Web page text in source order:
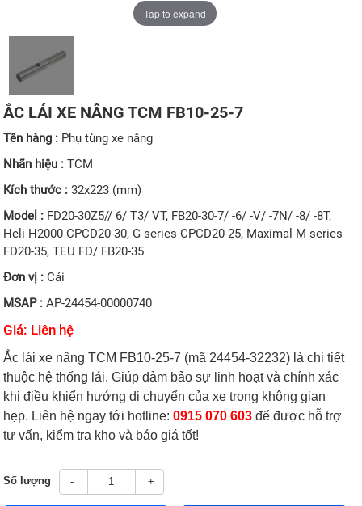
Tap to expand
ẮC LÁI XE NÂNG TCM FB10-25-7
Tên hàng : Phụ tùng xe nâng
Nhãn hiệu :TCM
Kích thước :32x223 (mm)
Model : FD20-30Z5// 6/ T3/ VT, FB20-30-7/ -6/ -V/ -7N/ -8/ -8T,
Heli H2000 CPCD20-30, G series CPCD20-25, Maximal M series
FD20-35, TEU FD/ FB20-35
Đơn vị :Cái
MSAP :AP-24454-00000740
Giá: Liên hệ
Ắc lái xe nâng TCM FB10-25-7 (mã 24454-32232) là chi tiết
thuộc hệ thống lái. Giúp đảm bảo sự linh hoạt và chính xác
khi điều khiển hướng di chuyển của xe trong không gian
hẹp. Liên hệ ngay tới hotline:0915 070 603 để được hỗ trợ
tư vấn, kiểm tra kho và báo giá tốt!
Số lượng - +